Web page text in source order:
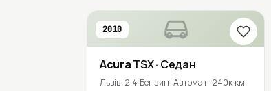
2010
AcuraTSX· Седан
Львів 2.4 Бензин Автомат 240к км